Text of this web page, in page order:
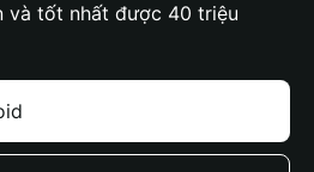
và tốt nhất được 40 triệu